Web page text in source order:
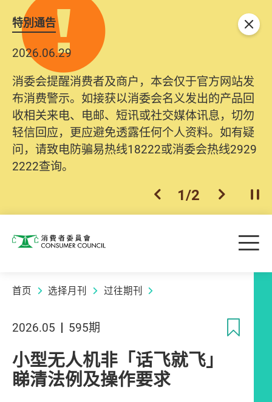
特別通告
2026.06.29
消委会提醒消费者及商户，本会仅于官方网站发
布消费警示。如接获以消委会名义发出的产品回
收相关来电、电邮、短讯或社交媒体讯息，切勿
轻信回应，更应避免透露任何个人资料。如有疑
问，请致电防骗易热线18222或消委会热线2929
2222查询。
上一个
1/2 下一个开
关闭
消费者委员会 目
首页 选择月刊 过往期刊
2026.05 595期
小型无人机非「话飞就飞」
睇清法例及操作要求